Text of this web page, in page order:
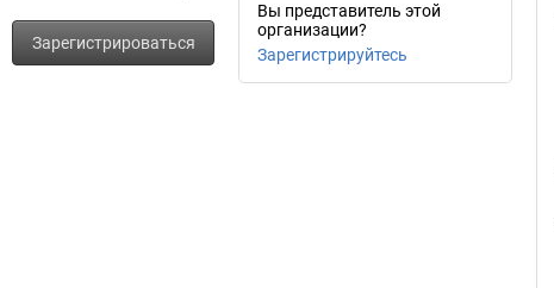
Зарегистрироваться
Вы представитель этой
организации?
Зарегистрируйтесь